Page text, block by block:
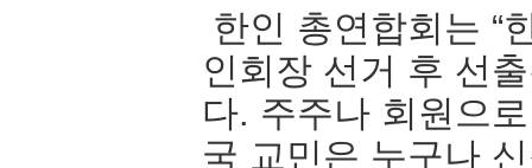
한인 총연합회는 “
인회장 선거 후 선
다. 주주나 회원으
국 교민은 누구나